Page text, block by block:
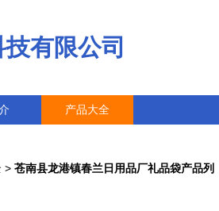
有限公司
产品大全
> 苍南县龙港镇春兰日用品厂礼品袋产品列